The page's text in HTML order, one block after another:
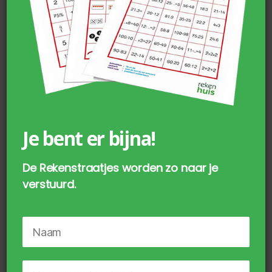
Getallenslang spelmateriaal
TOEVOEGEN AAN WINKELWAGEN
Je bent er bijna!
De Rekenstraatjes worden zo naar je
verstuurd.